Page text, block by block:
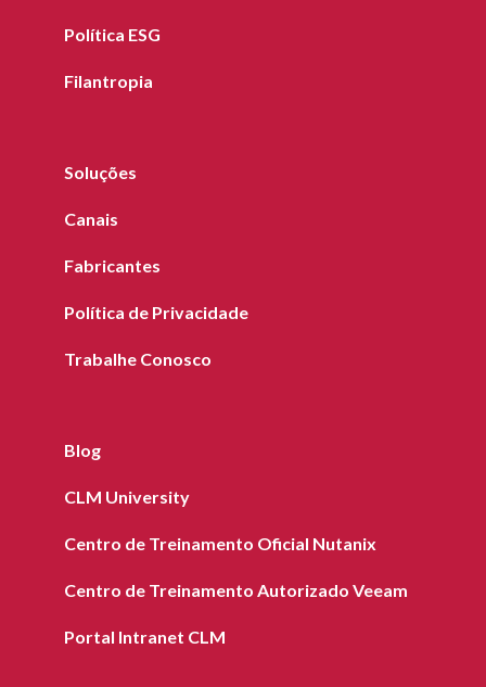
Política ESG
Filantropia
Soluções
Canais
Fabricantes
Política de Privacidade
Trabalhe Conosco
Blog
CLM University
Centro de Treinamento Oficial Nutanix
Centro de Treinamento Autorizado Veeam
Portal Intranet CLM